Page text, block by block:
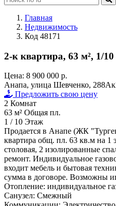
Главная
Недвижимость
Код 48171
2-к квартира, 63 м², 1/10
Цена: 8 900 000 р.
Анапа, улица Шевченко,
Предложить свою цену
2 Комнат
63 м² Общая пл.
1 / 10 Этаж
Продается в Анапе (ЖК
квартира общ. пл. 63 кв.м на 1
столовая, 2 изолированные
ремонт. Индивидуальное
входит мебель и бытовая
сумма в договоре. Возможны
Отопление: индивидуальное
Санузел: Смежный